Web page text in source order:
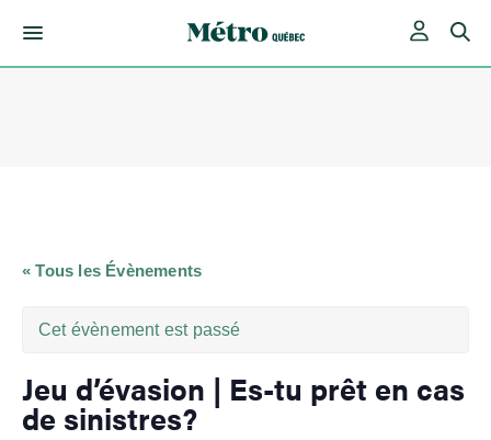
« Tous les Évènements
Cet évènement est passé
Jeu d’évasion | Es-tu prêt en cas
de sinistres?